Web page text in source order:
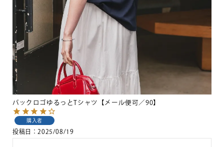
バックロゴゆるっとTシャツ【メール便可／90】
購入者
投稿日 2025/08/19